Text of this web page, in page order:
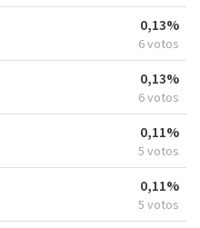
0,13%
6 votos
0,13%
6 votos
0,11%
5 votos
0,11%
5 votos